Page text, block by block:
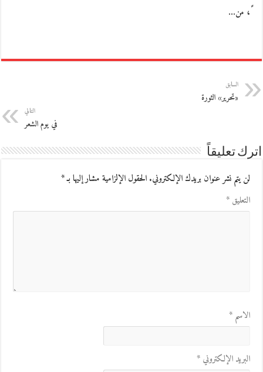
ً، من…
السابق
«تحرير» الثورة
التالي
في يوم الشعر
اترك تعليقاً
لن يتم نشر عنوان بريدك الإلكتروني.الحقول الإلزامية مشار إليها بـ*
التعليق*
الاسم*
البريد الإلكتروني*